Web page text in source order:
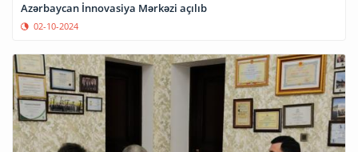
Azərbaycan İnnovasiya Mərkəzi açılıb
02-10-2024